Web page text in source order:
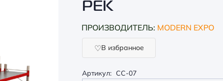
РЕК
ПРОИЗВОДИТЕЛЬ: MODERN EXPO
В избранное
Артикул: CC-07